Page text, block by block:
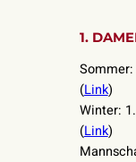
1.
(Link)
Winter:
(Link)